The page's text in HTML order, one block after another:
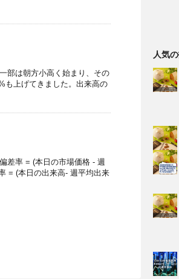
部は朝方小高く始まり、その
も上げてきました。出来高の
差率 = (本日の市場価格 - 週
= (本日の出来高- 週平均出来
人気